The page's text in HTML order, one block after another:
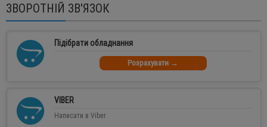
ЗВОРОТНІЙ ЗВ'ЯЗОК
Підібрати обладнання
Розрахувати →
VIBER
Написати в Viber